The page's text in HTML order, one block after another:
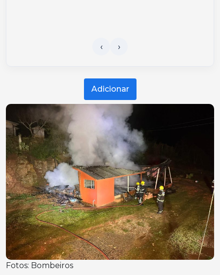
Adicionar
Fotos: Bombeiros